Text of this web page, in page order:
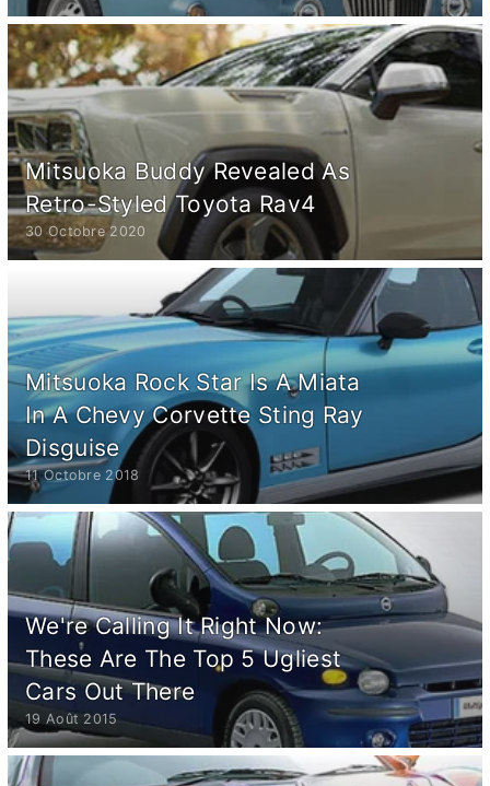
Mitsuoka Buddy Revealed As
Retro-Styled Toyota Rav4
30 Octobre 2020
Mitsuoka Rock Star Is A Miata
In A Chevy Corvette Sting Ray
Disguise
11 Octobre 2018
We're Calling It Right Now:
These Are The Top 5 Ugliest
Cars Out There
19 Août 2015